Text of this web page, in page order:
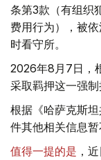
条第3款（有组织
费用行为），被
时看守所。
2026年8月7日，
采取羁押这一强制
根据《哈萨克斯
件其他相关信息暂
值得一提的是 ，